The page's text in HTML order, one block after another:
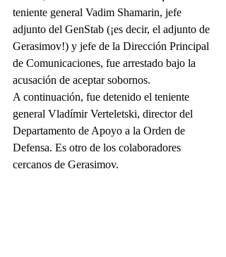
teniente general Vadim Shamarin, jefe
adjunto del GenStab (¡es decir, el adjunto de
Gerasimov!) y jefe de la Dirección Principal
de Comunicaciones, fue arrestado bajo la
acusación de aceptar sobornos.
A continuación, fue detenido el teniente
general Vladímir Verteletski, director del
Departamento de Apoyo a la Orden de
Defensa. Es otro de los colaboradores
cercanos de Gerasimov.